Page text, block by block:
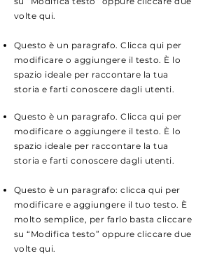
volte qui.
Questo è un paragrafo. Clicca qui per
modificare o aggiungere il testo. È lo
spazio ideale per raccontare la tua
storia e farti conoscere dagli utenti.
Questo è un paragrafo. Clicca qui per
modificare o aggiungere il testo. È lo
spazio ideale per raccontare la tua
storia e farti conoscere dagli utenti.
Questo è un paragrafo: clicca qui per
modificare e aggiungere il tuo testo. È
molto semplice, per farlo basta cliccare
su “Modifica testo” oppure cliccare due
volte qui.